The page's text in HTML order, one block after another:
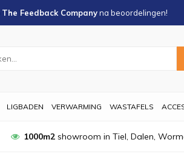
The Feedback Companyna beoordelingen!
LIGBADEN VERWARMING WASTAFELS
1000m2showroom in Tiel, Dalen,